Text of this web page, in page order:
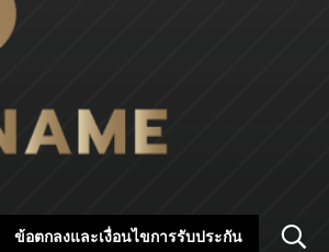
ข้อตกลงและเงื่อนไขการรับประกัน